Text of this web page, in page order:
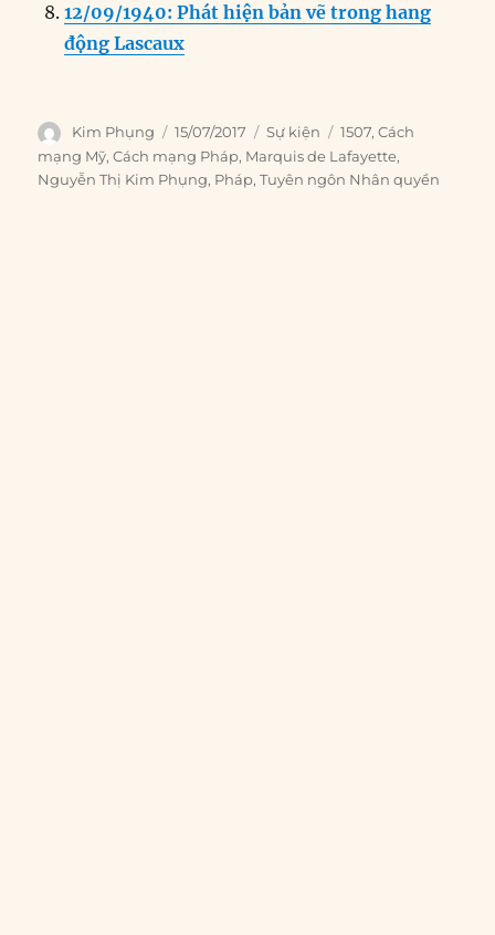
12/09/1940: Phát hiện bản vẽ trong hang
động Lascaux
Author
Kim Phụng
Posted
on
15/07/2017 Categories
Sự kiện Tags
1507,Cách
mạng Mỹ,Cách mạng Pháp, Marquis de Lafayette,
Nguyễn Thị Kim Phụng, Pháp,Tuyên ngôn Nhân quyền